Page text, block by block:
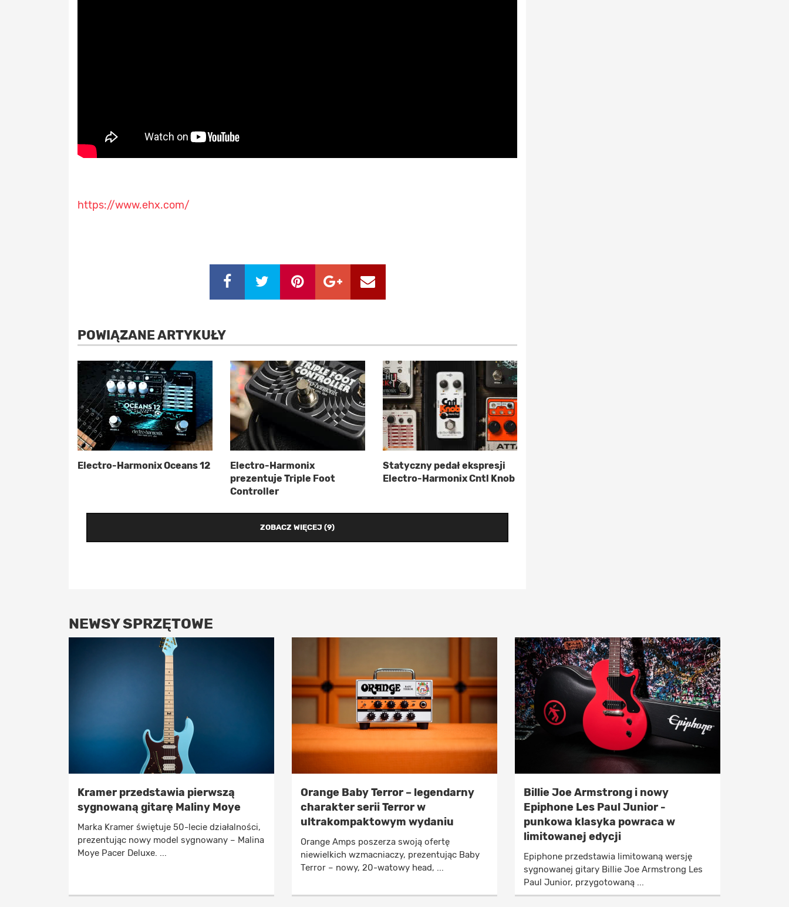
https://www.ehx.com/
POWIĄZANE ARTYKUŁY
Electro-Harmonix Oceans 12
Electro-Harmonix
prezentuje Triple Foot
Controller
Statyczny pedał ekspresji
Electro-Harmonix Cntl Knob
ZOBACZ WIĘCEJ (9)
NEWSY SPRZĘTOWE
Kramer przedstawia pierwszą
sygnowaną gitarę Maliny Moye
Marka Kramer świętuje 50-lecie działalności,
prezentując nowy model sygnowany – Malina
Moye Pacer Deluxe. ...
Orange Baby Terror – legendarny
charakter serii Terror w
ultrakompaktowym wydaniu
Orange Amps poszerza swoją ofertę
niewielkich wzmacniaczy, prezentując Baby
Terror – nowy, 20-watowy head, ...
Billie Joe Armstrong i nowy
Epiphone Les Paul Junior -
punkowa klasyka powraca w
limitowanej edycji
Epiphone przedstawia limitowaną wersję
sygnowanej gitary Billie Joe Armstrong Les
Paul Junior, przygotowaną ...